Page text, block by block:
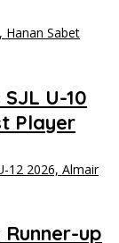
SJL U-10
Player
up